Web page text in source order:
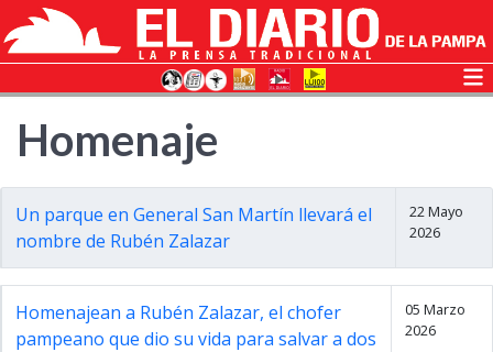
Homenaje
Un parque en General San Martín llevará el
nombre de Rubén Zalazar
22 Mayo
2026
Homenajean a Rubén Zalazar, el chofer
pampeano que dio su vida para salvar a dos
05 Marzo
2026